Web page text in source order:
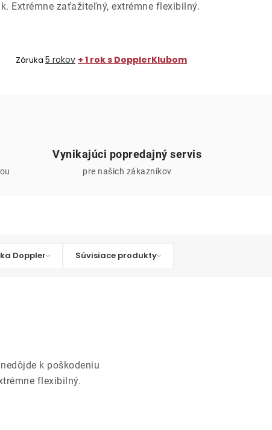
Extrémne zaťažiteľný, extrémne flexibilný.
Záruka 5 rokov + 1 rok s DopplerKlubom
Vynikajúci popredajný servis
pre našich zákazníkov
Doppler Súvisiace produkty
k poškodeniu
flexibilný.